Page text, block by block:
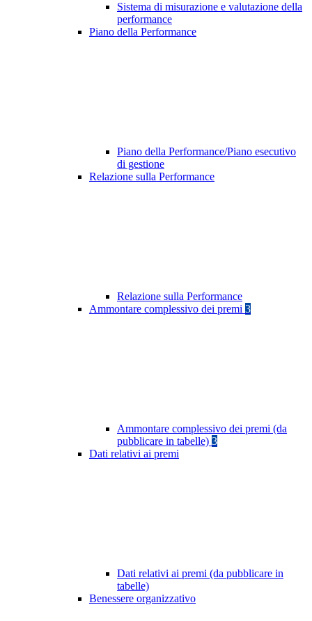
Sistema di misurazione e valutazione della
performance
Piano della Performance
Piano della Performance/Piano esecutivo
di gestione
Relazione sulla Performance
Relazione sulla Performance
Ammontare complessivo dei premi 3
Ammontare complessivo dei premi (da
pubblicare in tabelle) 3
Dati relativi ai premi
Dati relativi ai premi (da pubblicare in
tabelle)
Benessere organizzativo